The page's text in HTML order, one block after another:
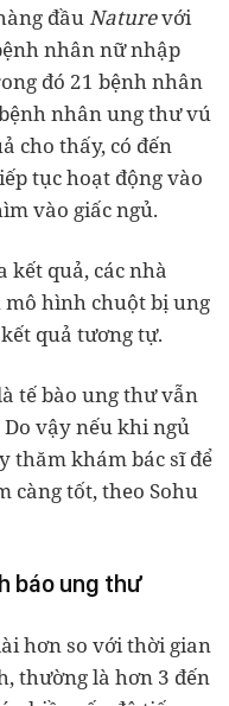
đầuNaturevới
nhân nữ nhập
đó 21 bệnh nhân
nhân ung thư vú
cho thấy, có đến
tục hoạt động vào
vào giấc ngủ.
kết quả, các nhà
hình chuột bị ung
quả tương tự.
tế bào ung thư vẫn
vậy nếu khi ngủ
thăm khám bác sĩ để
càng tốt, theo Sohu
báo ung thư
hơn so với thời gian
thường là hơn 3 đến